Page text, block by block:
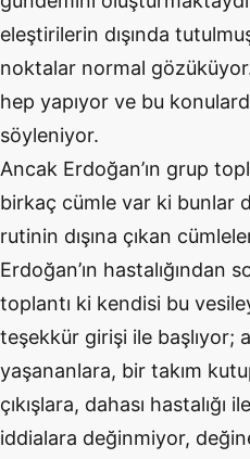
eleştirilerin dışında
noktalar normal
hep yapıyor ve bu
söyleniyor.
Ancak Erdoğan’ın grup
birkaç cümle var ki bunlar
rutinin dışına çıkan
Erdoğan’ın hastalığından
toplantı ki kendisi bu
teşekkür girişi ile başlıyor;
yaşananlara, bir takım
çıkışlara, dahası hastalığı
iddialara değinmiyor,